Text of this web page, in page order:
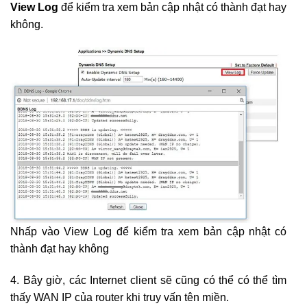
View Log để kiểm tra xem bản cập nhật có thành đạt hay
không.
Nhấp vào View Log để kiểm tra xem bản cập nhật có
thành đạt hay không
4. Bây giờ, các Internet client sẽ cũng có thể có thể tìm
thấy WAN IP của router khi truy vấn tên miền.